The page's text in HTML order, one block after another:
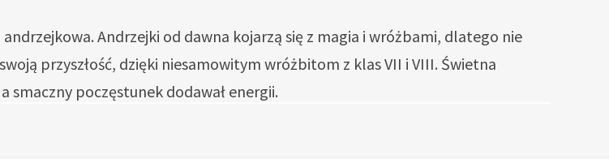
Andrzejki od dawna kojarzą się z magia i wróżbami, dlatego nie
przyszłość, dzięki niesamowitym wróżbitom z klas VII i VIII. Świetna
smaczny poczęstunek dodawał energii.